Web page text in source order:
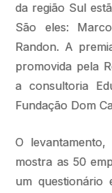
da região Sul
São eles:
Randon. A
promovida pela
a consultoria
Fundação Dom
O
mostra as 50
um questionário